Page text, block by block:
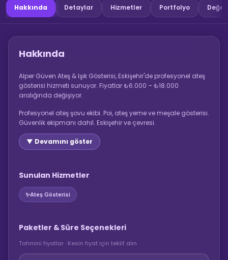
Hakkında Detaylar Hizmetler Portfolyo
Hakkında
Alper Güven Ateş & Işık Gösterisi, Eskişehir'de profesyonel ateş
gösterisi hizmeti sunuyor. Fiyatlar ₺6.000 – ₺18.000
aralığında değişiyor.
Profesyonel ateş şovu ekibi. Poi, ateş yeme ve meşale gösterisi.
Güvenlik ekipmanı dahil. Eskişehir ve çevresi.
▼ Devamını göster
Sunulan Hizmetler
✨Ateş Gösterisi
Paketler & Süre Seçenekleri
Tahmini fiyatlar · Kesin fiyat için teklif alın